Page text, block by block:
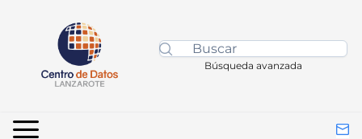
Búsqueda avanzada